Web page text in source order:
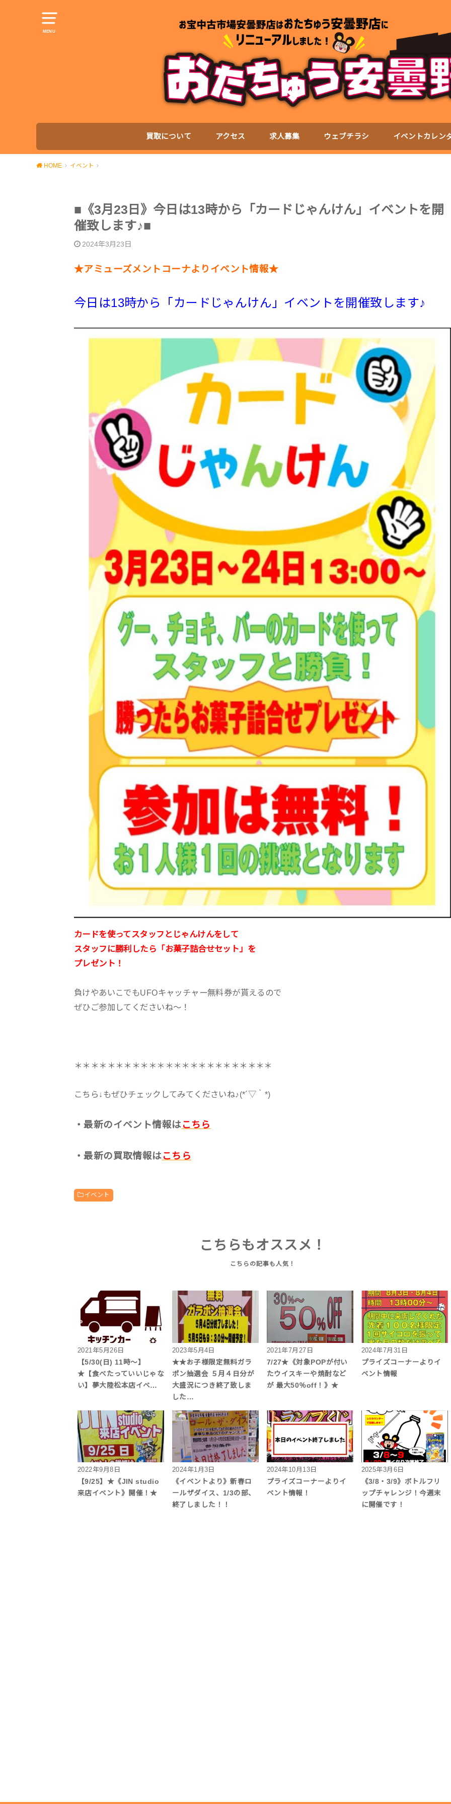
MENU
買取について アクセス 求人募集 ウェブチラシ イベントカレン
HOME イベント
■《3月23日》今日は13時から「カードじゃんけん」イベントを開
催致します♪■
2024年3月23日
★アミューズメントコーナよりイベント情報★
今日は13時から「カードじゃんけん」イベントを開催致します♪
カードを使ってスタッフとじゃんけんをして
スタッフに勝利したら「お菓子詰合せセット」を
プレゼント！
負けやあいこでもUFOキャッチャー無料券が貰えるので
ぜひご参加してくださいね～！
＊＊＊＊＊＊＊＊＊＊＊＊＊＊＊＊＊＊＊＊＊＊＊＊
こちら↓もぜひチェックしてみてくださいね♪(*´▽｀*)
・最新のイベント情報はこちら
・最新の買取情報はこちら
イベント
こちらもオススメ！
2021年5月26日
【5/30(日) 11時～】
★【食べたっていいじゃな
い】夢大陸松本店イベ…
2023年5月4日
★★お子様限定無料ガラ
ポン抽選会 ５月４日分が
大盛況につき終了致しま
した…
2021年7月27日
7/27★《対象POPが付い
たウイスキーや焼酎など
が 最大50％off！》★
2024年7月31日
プライズコーナーよりイ
ベント情報
2022年9月8日
【9/25】★《JIN studio
来店イベント》開催！★
2024年1月3日
《イベントより》新春ロ
ールザダイス、1/3の部、
終了しました！！
2024年10月13日
プライズコーナーよりイ
ベント情報！
2025年3月6日
《3/8・3/9》ボトルフリ
ップチャレンジ！今週末
に開催です！